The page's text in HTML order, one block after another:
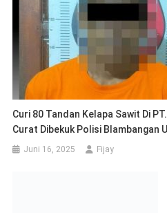
Curi 80 Tandan Kelapa Sawit Di
Curat Dibekuk Polisi Blambangan
Juni 16, 2025 Fijay